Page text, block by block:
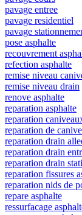
pavage entree
pavage residentiel
pavage
pose asphalte
recouvrement
refection asphalte
remise niveau
remise niveau drain
renove asphalte
reparation asphalte
reparation
reparation de
reparation drain
reparation drain
reparation drain
reparation fissures
reparation nids de
repare asphalte
ressurfacage